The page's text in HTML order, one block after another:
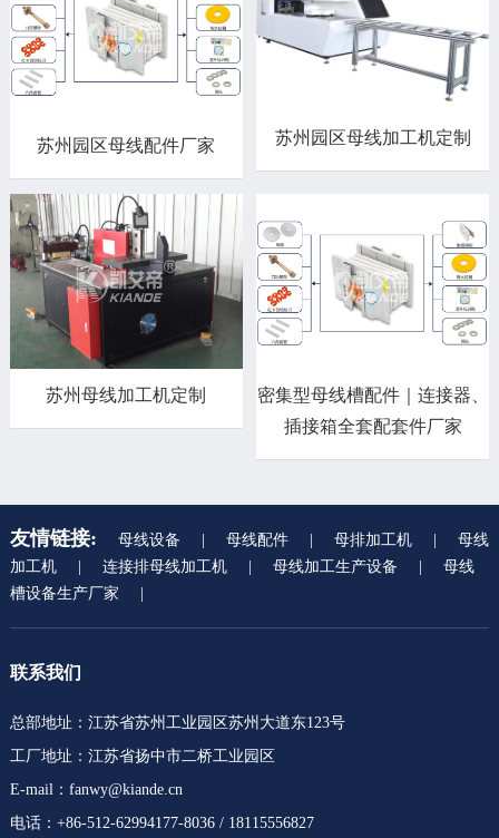
苏州园区母线配件厂家 苏州园区母线加工机定制
苏州母线加工机定制
密集型母线槽配件｜连接器、
插接箱全套配套件厂家
友情链接: 母线设备 | 母线配件 | 母排加工机 |
母线
加工机
| 连接排母线加工机 | 母线加工生产设备 |
母线
槽设备生产厂家
|
联系我们
总部地址：江苏省苏州工业园区苏州大道东123号
工厂地址：江苏省扬中市二桥工业园区
E-mail：fanwy@kiande.cn
电话：+86-512-62994177-8036 / 18115556827